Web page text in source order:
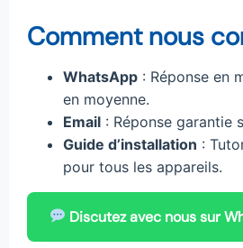
Comment nous
WhatsApp : Réponse en
en moyenne.
Email : Réponse garantie
Guide d’installation :
pour tous les appareils.
Discutez avec nous sur